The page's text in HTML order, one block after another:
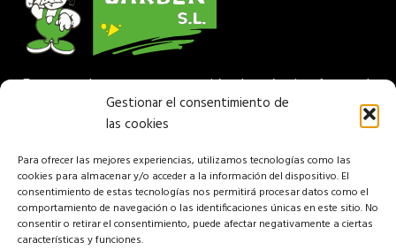
Gestionar el consentimiento de
las cookies
Para ofrecer las mejores experiencias, utilizamos tecnologías como las
cookies para almacenar y/o acceder a la información del dispositivo. El
consentimiento de estas tecnologías nos permitirá procesar datos como el
comportamiento de navegación o las identificaciones únicas en este sitio. No
consentir o retirar el consentimiento, puede afectar negativamente a ciertas
características y funciones.
Empresa de venta y reparación de máquina forestal
y jardinería. Disponemos de una amplia gama de
maquinaria para profesional, particular, jardines y
agricultura.
Más Información